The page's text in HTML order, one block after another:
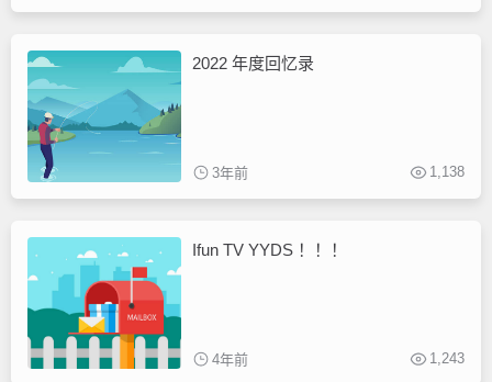
2022 年度回忆录
3年前 1,138
Ifun TV YYDS ！！！
4年前 1,243